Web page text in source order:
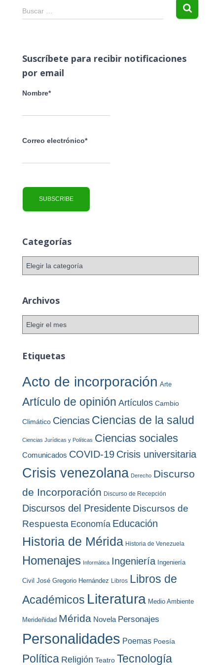
B
u
r
:
Buscar …
Suscríbete para recibir notificaciones
por email
Nombre*
Correo electrónico*
Categorías
g
o
s
Archivos
h
o
s
Etiquetas
Acto de incorporación Arte
Artículo de opinión Artículos Cambio
Climático Ciencias Ciencias de la salud
Ciencias Jurídicas y Políticas Ciencias sociales
Comunicados COVID-19 Crisis universitaria
Crisis venezolana Derecho Discurso
de Incorporación Discurso de Recepción
Discursos del Presidente Discursos de
Respuesta Economía Educación
Historia de Mérida Historia de Venezuela
Homenajes Informática Ingeniería Ingeniería
Civil José Gregorio Hernández Libros Libros de
Académicos Literatura Medio Ambiente
Merideñidad Mérida Novela Personajes
Personalidades Poemas Poesía
Política Religión Teatro Tecnología